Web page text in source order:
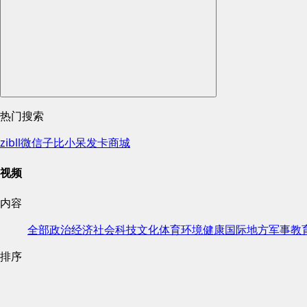
热门搜索
zibll微信子比小呆发卡商城
视频
内容
全部政治经济社会科技文化体育环境健康国际地方军事教
排序